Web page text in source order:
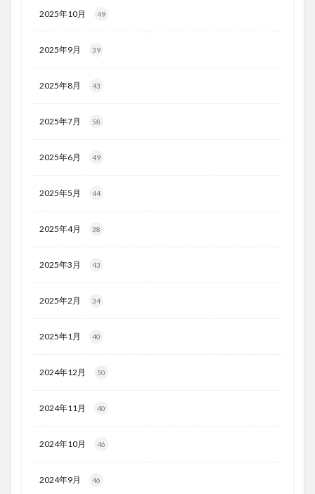
2025年10月 49
2025年9月 39
2025年8月 43
2025年7月 58
2025年6月 49
2025年5月 44
2025年4月 38
2025年3月 43
2025年2月 34
2025年1月 40
2024年12月 50
2024年11月 40
2024年10月 46
2024年9月 46